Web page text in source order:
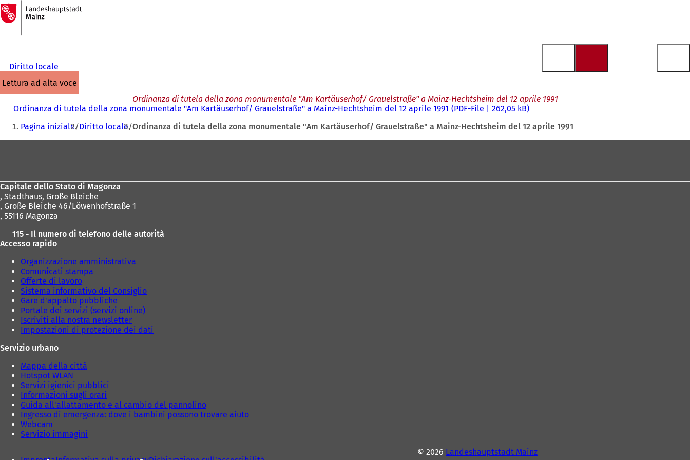
Vai al contenuto
Alla
pagina
iniziale
Diritto locale
lettura ad alta voce
Ordinanza di tutela della zona monumentale "Am Kartäuserhof/ Grauelstraße" a Mainz-Hechtsheim del 12 aprile 1991
Ordinanza di tutela della zona monumentale "Am Kartäuserhof/ Grauelstraße" a Mainz-Hechtsheim del 12 aprile 1991 PDF-File 262,05 kB
Siete
qui:
Pagina iniziale Diritto locale Ordinanza di tutela della zona monumentale "Am Kartäuserhof/ Grauelstraße" a Mainz-Hechtsheim del 12 aprile 1991
Capitale dello Stato di Magonza
, Stadthaus, Große Bleiche
, Große Bleiche 46/Löwenhofstraße 1
, 55116 Magonza
115 - Il numero di telefono delle autorità
Accesso rapido
Organizzazione amministrativa
Comunicati stampa
Offerte di lavoro
Sistema informativo del Consiglio
Gare d'appalto pubbliche
Portale dei servizi (servizi online)
Iscriviti alla nostra newsletter
Impostazioni di protezione dei dati
Servizio urbano
Mappa della città
Hotspot WLAN
Servizi igienici pubblici
Informazioni sugli orari
Guida all'allattamento e al cambio del pannolino
Ingresso di emergenza: dove i bambini possono trovare aiuto
Webcam
Servizio immagini
© 2026 Landeshauptstadt Mainz